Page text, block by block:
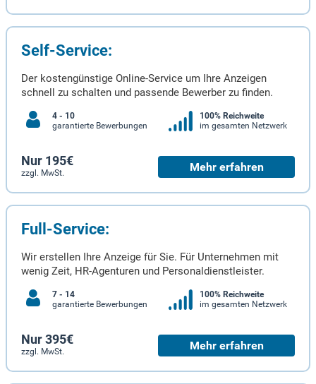
Self-Service:
Der kostengünstige Online-Service um Ihre Anzeigen
schnell zu schalten und passende Bewerber zu finden.
4 - 10
garantierte Bewerbungen
100% Reichweite
im gesamten Netzwerk
Nur 195€
zzgl. MwSt. Mehr erfahren
Full-Service:
Wir erstellen Ihre Anzeige für Sie. Für Unternehmen mit
wenig Zeit, HR-Agenturen und Personaldienstleister.
7 - 14
garantierte Bewerbungen
100% Reichweite
im gesamten Netzwerk
Nur 395€
zzgl. MwSt. Mehr erfahren